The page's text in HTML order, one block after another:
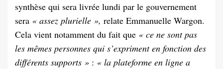
synthèse qui sera livrée lundi par le gouvernement
sera « assez plurielle », relate Emmanuelle Wargon.
Cela vient notamment du fait que « ce ne sont pas
les mêmes personnes qui s’expriment en fonction des
différents supports » : « la plateforme en ligne a